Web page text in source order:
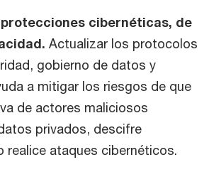
protecciones cibernéticas, de
Actualizar los protocolos
gobierno de datos y
a mitigar los riesgos de que
de actores maliciosos
privados, descifre
realice ataques cibernéticos.